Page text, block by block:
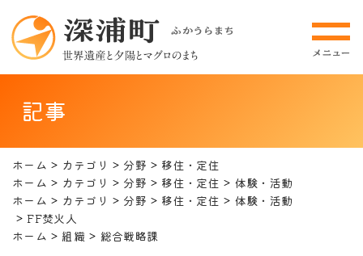
記事
ホーム カテゴリ 分野
移住・定住
ホーム
カテゴリ 分野 移住・定住
体験・活動
ホーム
カテゴリ 分野 移住・定住
体験・活動
FF焚火人
ホーム
組織 総合戦略課